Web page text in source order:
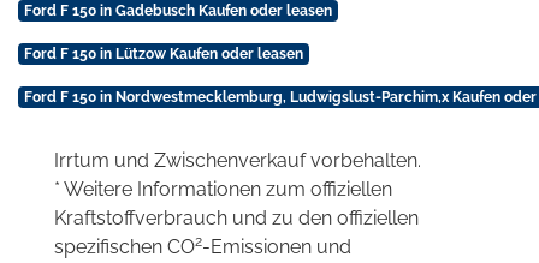
Ford F 150 in Gadebusch Kaufen oder leasen
Ford F 150 in Lützow Kaufen oder leasen
Ford F 150 in Nordwestmecklemburg, Ludwigslust-Parchim,x Kaufen oder
Irrtum und Zwischenverkauf vorbehalten.
* Weitere Informationen zum offiziellen
Kraftstoffverbrauch und zu den offiziellen
spezifischen CO2-Emissionen und